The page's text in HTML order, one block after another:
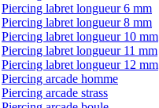
Piercing labret longueur 6 mm
Piercing labret longueur 8 mm
Piercing labret longueur 10 mm
Piercing labret longueur 11 mm
Piercing labret longueur 12 mm
Piercing arcade homme
Piercing arcade strass